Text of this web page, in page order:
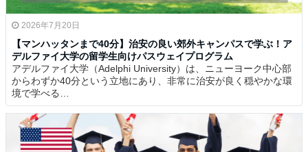
2026年7月20日
【マンハッタンまで40分】治安の良い郊外キャンパスで学ぶ！ア
デルファイ大学の留学生向けパスウェイプログラム
アデルファイ大学（Adelphi University）は、ニューヨーク中心部
からわずか40分という立地にあり、非常に治安が良く穏やかな環
境で学べる…